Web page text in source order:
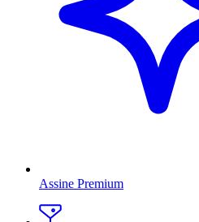
Assine Premium